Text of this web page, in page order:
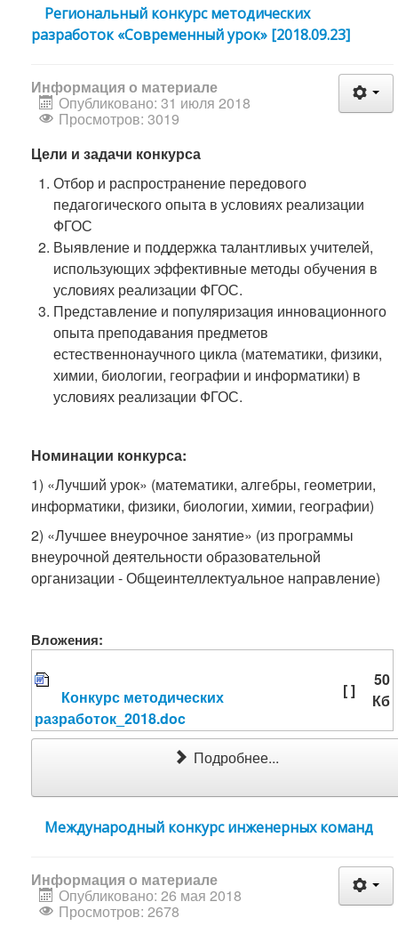
Региональный конкурс методических
разработок «Современный урок» [2018.09.23]
Информация о материале
Опубликовано: 31 июля 2018
Просмотров: 3019
Цели и задачи конкурса
Отбор и распространение передового
педагогического опыта в условиях реализации
ФГОС
Выявление и поддержка талантливых учителей,
использующих эффективные методы обучения в
условиях реализации ФГОС.
Представление и популяризация инновационного
опыта преподавания предметов
естественнонаучного цикла (математики, физики,
химии, биологии, географии и информатики) в
условиях реализации ФГОС.
Номинации конкурса:
1) «Лучший урок» (математики, алгебры, геометрии,
информатики, физики, биологии, химии, географии)
2) «Лучшее внеурочное занятие» (из программы
внеурочной деятельности образовательной
организации - Общеинтеллектуальное направление)
Вложения:
Конкурс методических
разработок_2018.doc
[ ]
50
Кб
Подробнее...
Международный конкурс инженерных команд
Информация о материале
Опубликовано: 26 мая 2018
Просмотров: 2678